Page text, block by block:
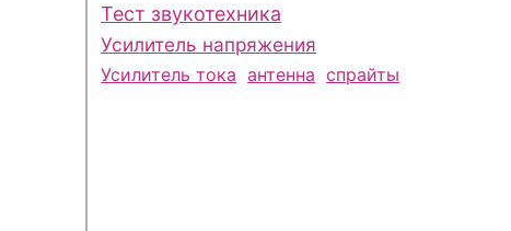
Тест звукотехника
Усилитель напряжения
Усилитель тока антенна спрайты